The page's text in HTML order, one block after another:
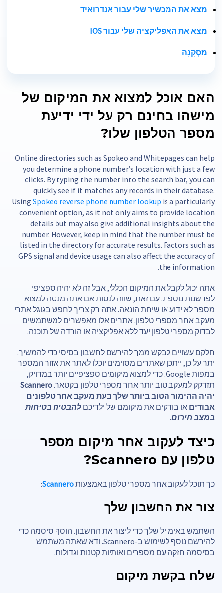
מצא את המכשיר שלי עבור אנדרואיד
מצא את האפליקציה שלי עבור IOS
מַסְקָנָה
האם אוכל למצוא את המיקום של
מישהו בחינם רק על ידי ידיעת
מספר הטלפון שלו?
Online directories such as Spokeo and Whitepages can help
you determine a phone number’s location with just a few
clicks. By typing the number into the search bar, you can
quickly see if it matches any records in their database.
Using Spokeo reverse phone number lookup is a particularly
convenient option, as it not only aims to provide location
details but may also give additional insights about the
number. However, keep in mind that the number must be
listed in the directory for accurate results. Factors such as
GPS signal and device usage can also affect the accuracy of
the information.
אתה יכול לקבל את המיקום הכללי, אבל זה לא יהיה ספציפי
לפרשנות נוספת. עם זאת, שווה לנסות אם אתה מנסה למצוא
מספר לא ידוע או שיחת הונאה. אתה רק צריך לחפש בגוגל אתרי
מעקב אחר מספרי טלפון. אתרים אלו מאפשרים למשתמשים
לבדוק מספרי טלפון יעד ללא אפליקציה או הורדה של תוכנה.
חלקם עשויים לבקש ממך להירשם לחשבון בסיסי כדי להמשיך.
יתר על כן, ייתכן שאתרים מסוימים יוכלו לאתר את אזור המספר
במפות Google. כדי למצוא מיקומים ספציפיים יותר במדויק,
תזדקק למעקב טוב יותר אחר מספרי טלפון בקטאר.Scannero
יהיה ההימור הטוב ביותר שלך בעת מעקב אחר טלפונים
אבודים או בודקים את מיקומם של ילדיכם להבטיח בטיחות
במצב חירום.
כיצד לעקוב אחר מיקום מספר
טלפון עם Scannero?
כך תוכל לעקוב אחר מספרי טלפון באמצעותScannero
:
צור את החשבון שלך
השתמש באימייל שלך כדי ליצור את החשבון. הוסף סיסמה כדי
להירשם נוסף לשימוש ב-Scannero. ודא שאתה משתמש
בסיסמה חזקה עם מספרים ואותיות קטנות וגדולות.
שלח בקשת מיקום